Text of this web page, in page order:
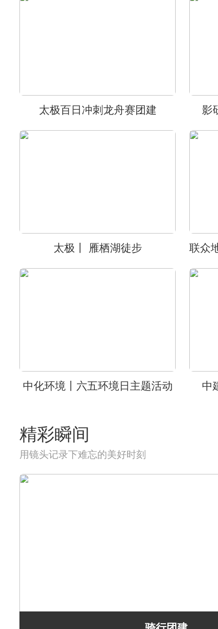
太极百日冲刺龙舟赛团建 影
太极丨 雁栖湖徒步
中化环境丨六五环境日主题活动 中
精彩瞬间
用镜头记录下难忘的美好时刻